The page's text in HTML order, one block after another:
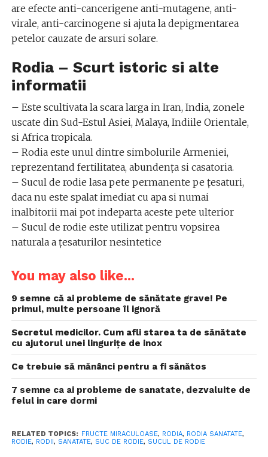
are efecte anti-cancerigene anti-mutagene, anti-
virale, anti-carcinogene si ajuta la depigmentarea
petelor cauzate de arsuri solare.
Rodia – Scurt istoric si alte
informatii
– Este scultivata la scara larga in Iran, India, zonele
uscate din Sud-Estul Asiei, Malaya, Indiile Orientale,
si Africa tropicala.
– Rodia este unul dintre simbolurile Armeniei,
reprezentand fertilitatea, abundența si casatoria.
– Sucul de rodie lasa pete permanente pe țesaturi,
daca nu este spalat imediat cu apa si numai
inalbitorii mai pot indeparta aceste pete ulterior
– Sucul de rodie este utilizat pentru vopsirea
naturala a țesaturilor nesintetice
You may also like...
9 semne că ai probleme de sănătate grave! Pe
primul, multe persoane îl ignoră
Secretul medicilor. Cum afli starea ta de sănătate
cu ajutorul unei lingurițe de inox
Ce trebuie să mănânci pentru a fi sănătos
7 semne ca ai probleme de sanatate, dezvaluite de
felul in care dormi
RELATED TOPICS: FRUCTE MIRACULOASE, RODIA, RODIA SANATATE,
RODIE, RODII, SANATATE, SUC DE RODIE, SUCUL DE RODIE